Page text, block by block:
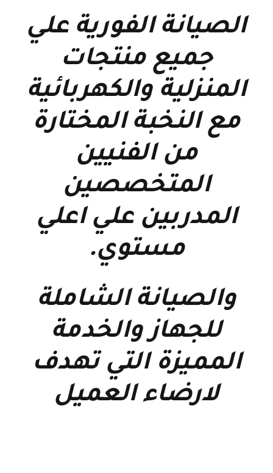
الصيانة الفورية علي
جميع منتجات
المنزلية والكهربائية
مع النخبة المختارة
من الفنيين
المتخصصين
المدربين علي اعلي
مستوي.
والصيانة الشاملة
للجهاز والخدمة
المميزة التي تهدف
لارضاء العميل